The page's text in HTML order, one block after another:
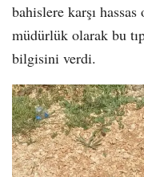
bahislere karşı
müdürlük olarak bu
bilgisini verdi.